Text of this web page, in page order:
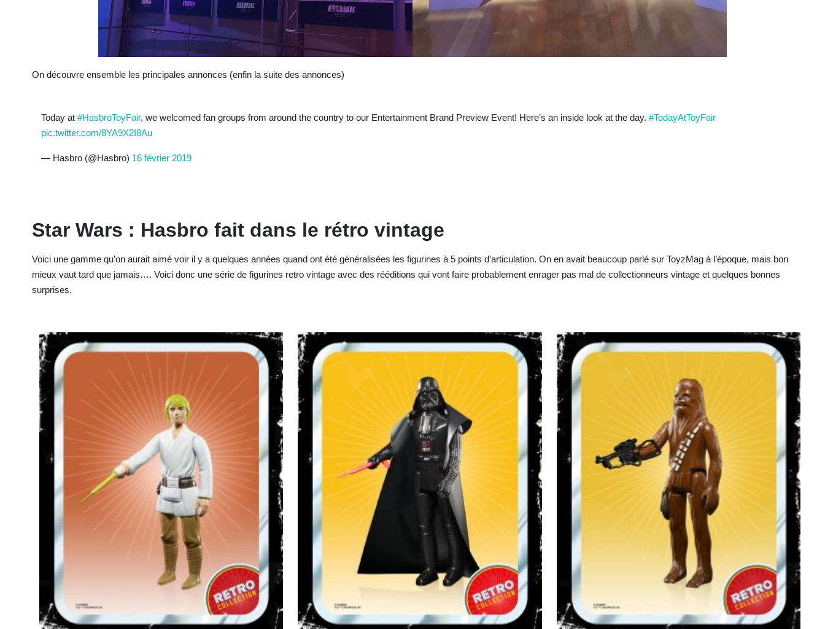
On découvre ensemble les principales annonces (enfin la suite des annonces)
Today at #HasbroToyFair, we welcomed fan groups from around the country to our Entertainment Brand Preview Event! Here’s an inside look at the day. #TodayAtToyFair
pic.twitter.com/8YA9X2I8Au
— Hasbro (@Hasbro) 16 février 2019
Star Wars : Hasbro fait dans le rétro vintage
Voici une gamme qu’on aurait aimé voir il y a quelques années quand ont été généralisées les figurines à 5 points d’articulation. On en avait beaucoup parlé sur ToyzMag à l’époque, mais bon
mieux vaut tard que jamais…. Voici donc une série de figurines retro vintage avec des rééditions qui vont faire probablement enrager pas mal de collectionneurs vintage et quelques bonnes
surprises.